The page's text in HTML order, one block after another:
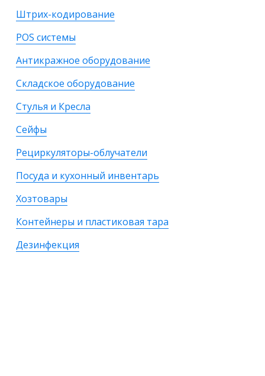
Штрих-кодирование
POS системы
Антикражное оборудование
Складское оборудование
Стулья и Кресла
Сейфы
Рециркуляторы-облучатели
Посуда и кухонный инвентарь
Хозтовары
Контейнеры и пластиковая тара
Дезинфекция